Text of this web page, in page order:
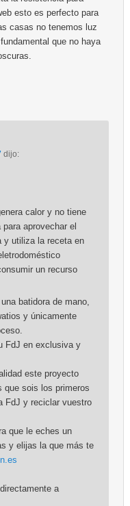
esto es perfecto para
casas no tenemos luz
que no haya
dijo:
calor y no tiene
aprovechar el
y utiliza la receta en
un recurso
batidora de mano,
y únicamente
FdJ en exclusiva y
este proyecto
que sois los primeros
FdJ y reciclar vuestro
que le eches un
y elijas la que más te
a